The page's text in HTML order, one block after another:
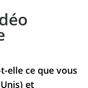
elle ce que vous
et